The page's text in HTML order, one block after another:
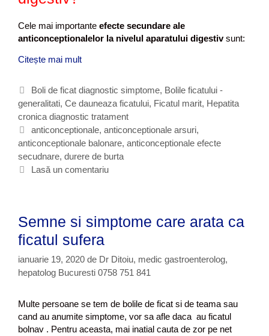
Cele mai importante efecte secundare ale
anticonceptionalelor la nivelul aparatului digestivsunt:
Citește mai mult
t
c
o
n
c
e
p
a
e
l
C
a
t
e
g
o
r
Boli de ficat diagnostic simptome, Bolile ficatului -
generalitati, Ce dauneaza ficatului, Ficatul marit, Hepatita
cronica diagnostic tratament
E
t
i
c
e
anticonceptionale, anticonceptionale arsuri,
anticonceptionale balonare, anticonceptionale efecte
secudnare, durere de burta
Lasă un comentariu
Semne si simptome care arata ca
ficatul sufera
ianuarie 19, 2020 de Dr Ditoiu, medic gastroenterolog,
hepatolog Bucuresti 0758 751 841
Multe persoane se tem de bolile de ficat si de teama sau
cand au anumite simptome, vor sa afle daca au ficatul
bolnav . Pentru aceasta, mai inatial cauta de zor pe net